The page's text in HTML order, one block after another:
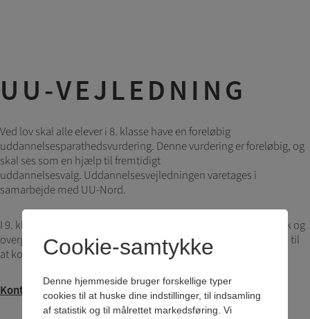
UU-VEJLEDNING
Ved lov skal alle elever i 8. klasse have en foreløbig
uddannelsesparathedsvurdering. Denne vurdering er foreløbig, og
skal ses som en hjælp til fremtidigt
uddannelsesvalg. Uddannelsesvejledningen varetages i
samarbejde med UU-Nord.
I 9. klasse handler vejledningen om ansøgning via optagelse.dk og
overgangen til en ungdomsuddannelse. Forældre er velkomne til
at kontakte vejlederen.
Kontakt:
Cookie-samtykke
Denne hjemmeside bruger forskellige typer
cookies til at huske dine indstillinger, til indsamling
af statistik og til målrettet markedsføring. Vi